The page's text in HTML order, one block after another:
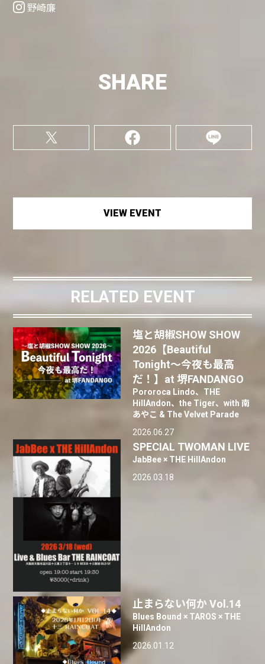
野崎廉
SHARE
VIEW EVENT
RELATED EVENT
塩と胡椒SHOW SHOW
2026【Beautiful
Tonight〜今夜も最高
だ！】at 堺FANDANGO
Pororoca Lindo、THE
HillAndon、the Tiger、with 南
あやこ & The Velvet Parade
2026.06.27
SPECIAL TWOMAN LIVE
JabBee × THE HillAndon
2026.03.18
止まらない何か Vol.14
Blues Bound × TAROS × THE
HillAndon
2026.01.12